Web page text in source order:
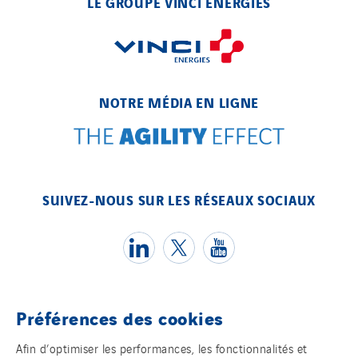
NOTRE MÉDIA EN LIGNE
SUIVEZ-NOUS SUR LES RÉSEAUX SOCIAUX
Témoins
Elektro Stiller
Emil Lundgren
Enertech
Entreprise IEP
Fournié Grospaud Smart Building
France Ingénierie Process
Frimeca
Préférences des cookies
Afin d’optimiser les performances, les fonctionnalités et